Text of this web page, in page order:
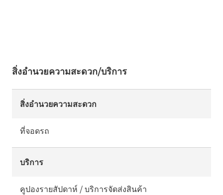
สิ่งอำนวยความสะดวก/บริการ
สิ่งอำนวยความสะดวก
ที่จอดรถ
บริการ
คูปองรายสัปดาห์ / บริการจัดส่งสินค้า